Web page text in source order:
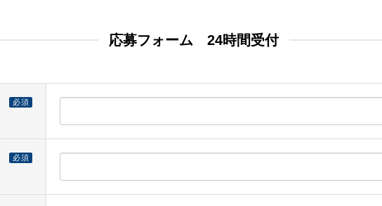
応募フォーム 24時間受付
必須
必須